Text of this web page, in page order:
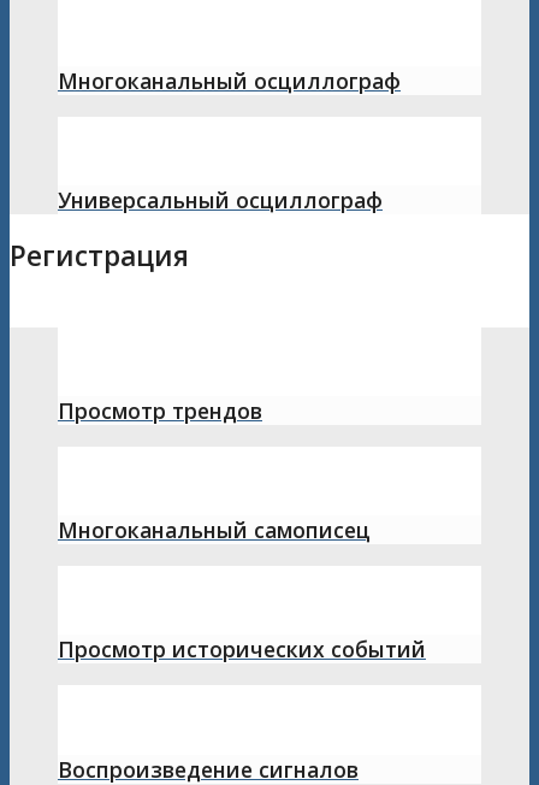
Многоканальный осциллограф
Универсальный осциллограф
Регистрация
Просмотр трендов
Многоканальный самописец
Просмотр исторических событий
Воспроизведение сигналов